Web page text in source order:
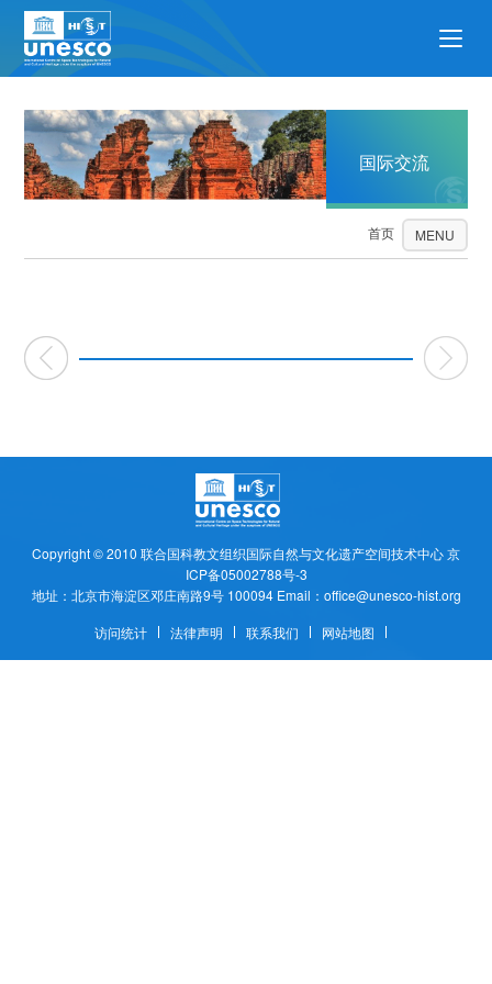
国际交流
首页 国际交流
MENU
Copyright © 2010 联合国科教文组织国际自然与文化遗产空间技术中心京
ICP备05002788号-3
地址：北京市海淀区邓庄南路9号 100094 Email：office@unesco-hist.org
访问统计
法律声明 联系我们 网站地图